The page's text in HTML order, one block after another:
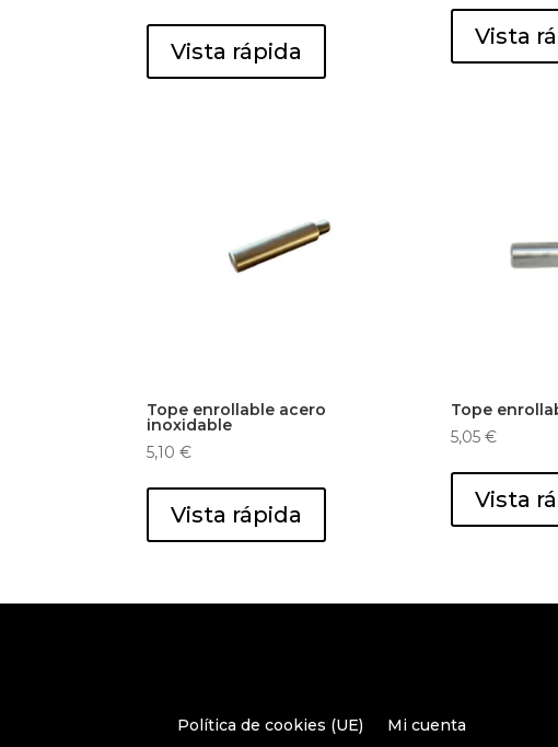
Vista rápida
Vista
Tope enrollable acero
inoxidable
5,10€
Vista rápida
Tope
5,05€
Vista
Política de cookies (UE) Mi cuenta